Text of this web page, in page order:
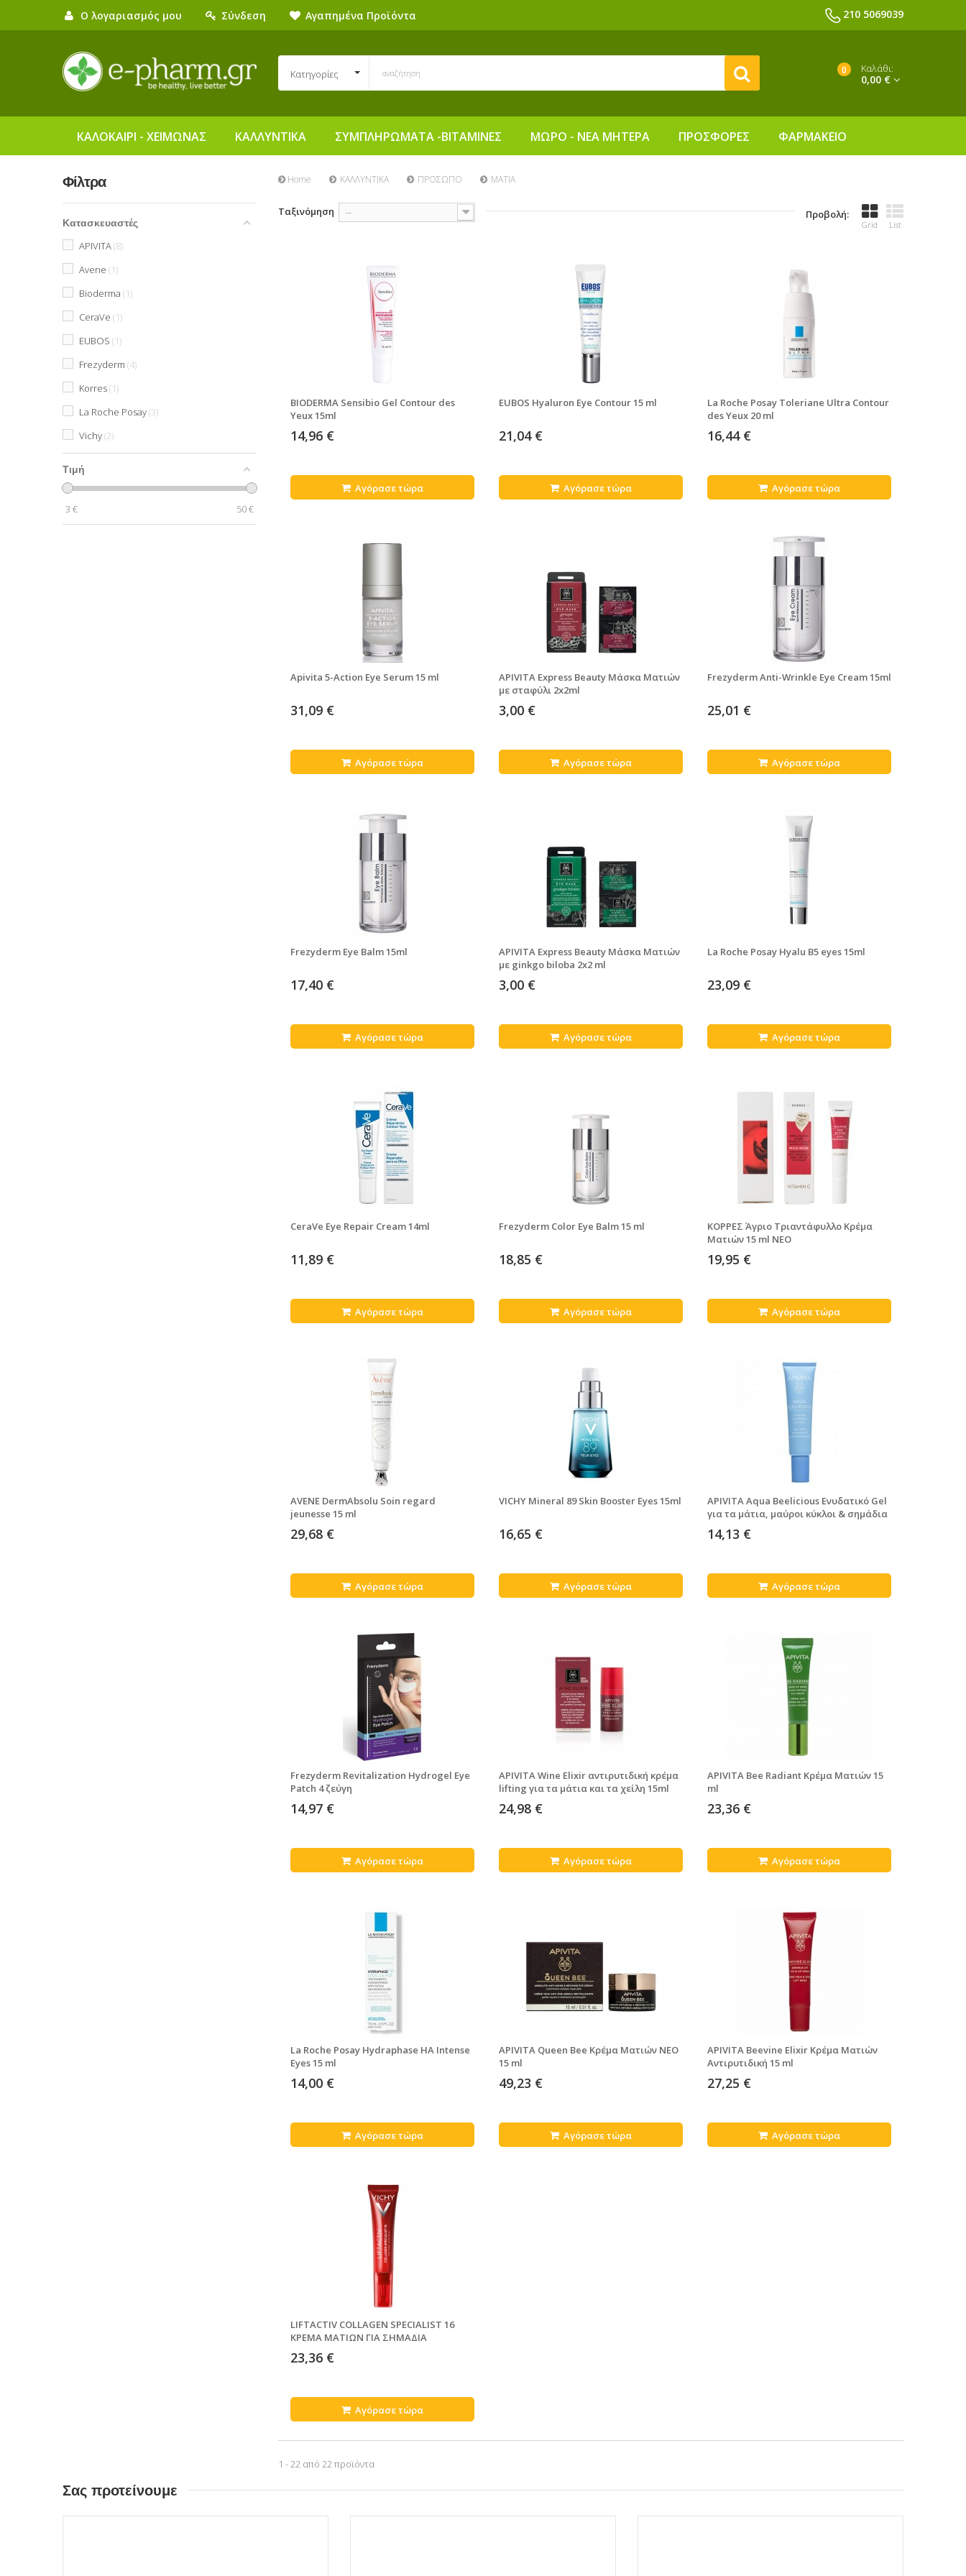
Ο λογαριασμός μου Σύνδεση Αγαπημένα Προϊόντα 210 5069039
Κατηγορίες 0 Καλάθι:
0,00 €
ΚΑΛΟΚΑΙΡΙ - ΧΕΙΜΩΝΑΣ ΚΑΛΛΥΝΤΙΚΑ ΣΥΜΠΛΗΡΩΜΑΤΑ -ΒΙΤΑΜΙΝΕΣ ΜΩΡΟ - ΝΕΑ ΜΗΤΕΡΑ ΠΡΟΣΦΟΡΕΣ ΦΑΡΜΑΚΕΙΟ
Φίλτρα
Κατασκευαστές
APIVITA 8
Avene 1
Bioderma 1
CeraVe 1
EUBOS 1
Frezyderm 4
Korres 1
La Roche Posay 3
Vichy 2
Τιμή
3 € 50€
Home ΚΑΛΛΥΝΤΙΚΑ ΠΡΟΣΩΠΟ ΜΑΤΙΑ
Προβολή:
Grid List
Ταξινόμηση --
BIODERMA Sensibio Gel Contour des
Yeux 15ml
14,96 €
Αγόρασε τώρα
EUBOS Hyaluron Eye Contour 15 ml
21,04 €
Αγόρασε τώρα
La Roche Posay Toleriane Ultra Contour
des Yeux 20 ml
16,44 €
Αγόρασε τώρα
Apivita 5-Action Eye Serum 15 ml
31,09 €
Αγόρασε τώρα
APIVITA Express Beauty Μάσκα Ματιών
με σταφύλι 2x2ml
3,00 €
Αγόρασε τώρα
Frezyderm Anti-Wrinkle Eye Cream 15ml
25,01 €
Αγόρασε τώρα
Frezyderm Eye Balm 15ml
17,40 €
Αγόρασε τώρα
APIVITA Express Beauty Μάσκα Ματιών
με ginkgo biloba 2x2 ml
3,00 €
Αγόρασε τώρα
La Roche Posay Hyalu B5 eyes 15ml
23,09 €
Αγόρασε τώρα
CeraVe Eye Repair Cream 14ml
11,89 €
Αγόρασε τώρα
Frezyderm Color Eye Balm 15 ml
18,85 €
Αγόρασε τώρα
ΚΟΡΡΕΣ Άγριο Τριαντάφυλλο Κρέμα
Ματιών 15 ml ΝΕΟ
19,95 €
Αγόρασε τώρα
AVENE DermAbsolu Soin regard
jeunesse 15 ml
29,68 €
Αγόρασε τώρα
VICHY Mineral 89 Skin Booster Eyes 15ml
16,65 €
Αγόρασε τώρα
APIVITA Aqua Beelicious Ενυδατικό Gel
για τα μάτια, μαύροι κύκλοι & σημάδια
κούρασης 15 ml
14,13 €
Αγόρασε τώρα
Frezyderm Revitalization Hydrogel Eye
Patch 4 ζεύγη
14,97 €
Αγόρασε τώρα
ΑPIVITA Wine Elixir αντιρυτιδική κρέμα
lifting για τα μάτια και τα χείλη 15ml
24,98 €
Αγόρασε τώρα
APIVITA Bee Radiant Κρέμα Ματιών 15
ml
23,36 €
Αγόρασε τώρα
La Roche Posay Hydraphase HA Intense
Eyes 15 ml
14,00 €
Αγόρασε τώρα
APIVITA Queen Bee Κρέμα Ματιών NEO
15 ml
49,23 €
Αγόρασε τώρα
APIVITA Beevine Elixir Κρέμα Ματιών
Αντιρυτιδική 15 ml
27,25 €
Αγόρασε τώρα
LIFTACTIV COLLAGEN SPECIALIST 16
ΚΡΕΜΑ ΜΑΤΙΩΝ ΓΙΑ ΣΗΜΑΔΙΑ
ΓΗΡΑΝΣΗΣ
23,36 €
Αγόρασε τώρα
1 - 22 από 22 προϊόντα
Σας προτείνουμε